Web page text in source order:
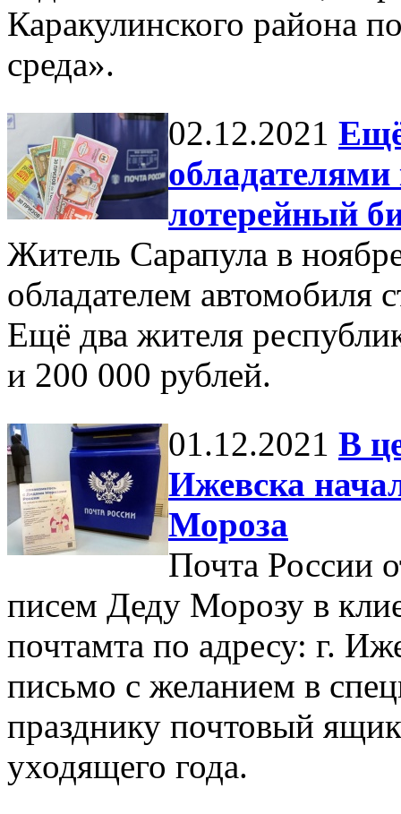
Каракулинского района
среда».
02.12.2021
лотерейный
Житель Сарапула в
обладателем автомобиля
Ещё два жителя
и 200 000 рублей.
01.12.2021 В
Ижевска
Мороза
Почта России
писем Деду Морозу в
почтамта по адресу: г.
письмо с желанием в
празднику почтовый
уходящего года.